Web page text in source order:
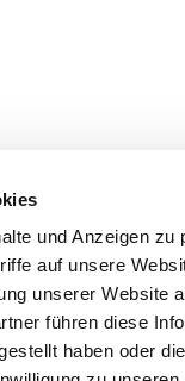
und Anzeigen
auf unsere
unserer Website
führen diese
haben oder